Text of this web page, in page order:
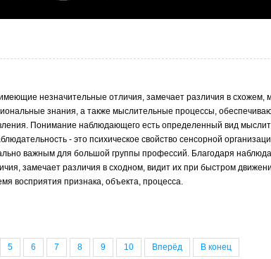
незначительные отличия, замечает различия в схожем,
знания, а также мыслительные процессы,
Понимание наблюдающего есть определенный вид
- это психическое свойство сенсорной
важным для большой группы профессий. Благодаря
замечает различия в сходном, видит их при быстром
восприятия признака, объекта, процесса.
5 6 7 8 9 10 Вперёд В конец